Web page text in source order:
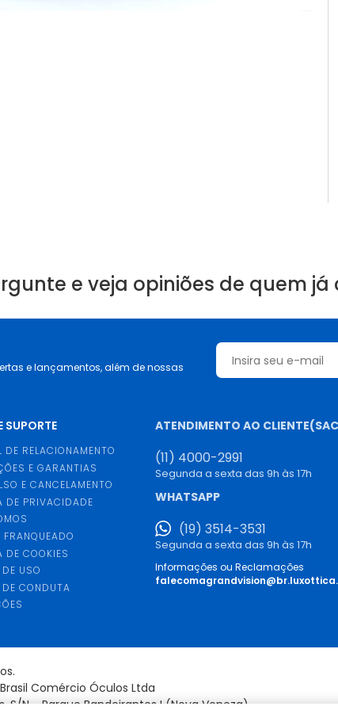
e veja opiniões de quem
e lançamentos, além de nossas
SUPORTE
DE RELACIONAMENTO
E GARANTIAS
E CANCELAMENTO
DE PRIVACIDADE
DE COOKIES
USO
CONDUTA
ATENDIMENTO AO
(11) 4000-2991
Segunda a sexta das 9h às 17h
WHATSAPP
(19) 3514-3531
Segunda a sexta das 9h às 17h
Informações ou Reclamações
Comércio Óculos Ltda
S/N - Parque Bandeirantes I (Nova Veneza) -